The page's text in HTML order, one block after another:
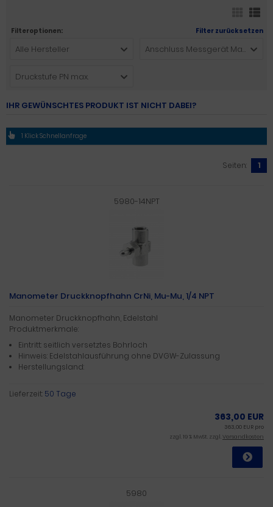
Filteroptionen: Filter zurücksetzen
Alle Hersteller Anschluss Messgerät Material
Druckstufe PN max.
IHR GEWÜNSCHTES PRODUKT IST NICHT DABEI?
1 Klick Schnellanfrage
Seiten: 1
5980-14NPT
Manometer Druckknopfhahn CrNi, Mu-Mu, 1/4 NPT
Manometer Druckknopfhahn, Edelstahl
Produktmerkmale:
Eintritt: seitlich versetztes Bohrloch
Hinweis: Edelstahlausführung ohne DVGW-Zulassung
Herstellungsland:
Lieferzeit: 50 Tage
363,00 EUR
363,00 EUR pro
zzgl. 19 % MwSt. zzgl.Versandkosten
5980